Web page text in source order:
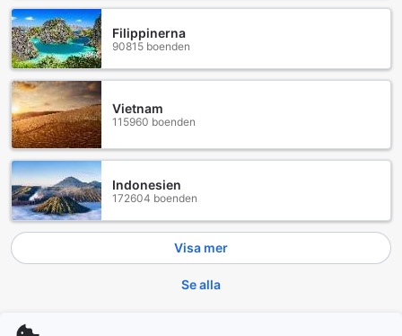
kulturen. Missa inte chansen att prova den berömda
Bongpyeong-bulgogi, en lokal specialitet som är älskad av
både invånare och turister. Med sin vänliga atmosfär och
charmiga landsbygd är Bongpyeong-myeon en plats där
besökare kan koppla av och njuta av livet i en av
Sydkoreas mest natursköna regioner.
Så tar du dig från flygplatsen till Symphony Pension i
Pyeongchang-gun
För att nå Symphony Pension, beläget i den natursköna
Bongpyeong-myeon i Pyeongchang-gun, är det enklast att
flyga till Incheon International Airport (ICN) eller Yangyang
International Airport (YNY). Incheon är den största
internationella flygplatsen i Sydkorea och erbjuder ett brett
utbud av internationella flyg. Från Incheon kan du ta en
Filippinerna
90815 boenden
Vietnam
115960 boenden
Indonesien
172604 boenden
Visa mer
Se alla